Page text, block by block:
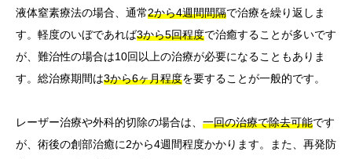
液体窒素療法の場合、通常2から4週間間隔で治療を繰り返しま
す。軽度のいぼであれば3から5回程度で治癒することが多いです
が、難治性の場合は10回以上の治療が必要になることもありま
す。総治療期間は3から6ヶ月程度を要することが一般的です。
レーザー治療や外科的切除の場合は、 一回の治療で除去可能です
が、術後の創部治癒に2から4週間程度かかります。また、再発防